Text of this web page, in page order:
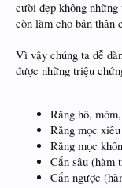
cười đẹp không
còn làm cho bản thân
Vì vậy chúng ta dễ
được những triệu
Răng hô,
Răng mọc
Răng mọc
Cắn sâu (hàm
Cắn ngược